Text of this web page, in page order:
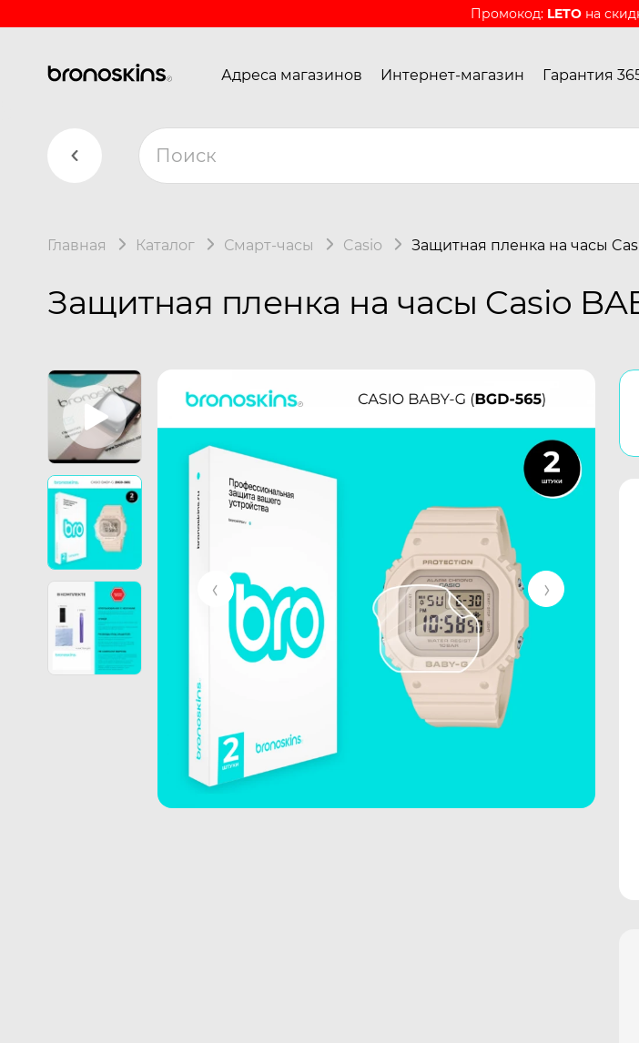
Промокод: LETO на
Адреса магазинов Интернет-магазин Гарантия
Главная Каталог Смарт-часы Casio Защитная пленка на часы
Защитная пленка на часы Casio